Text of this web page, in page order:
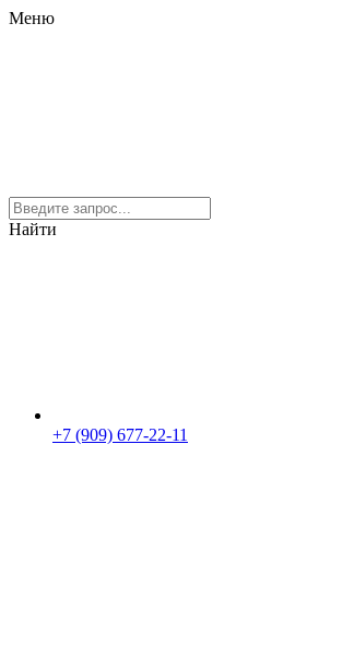
Меню
Найти
+7 (909) 677-22-11